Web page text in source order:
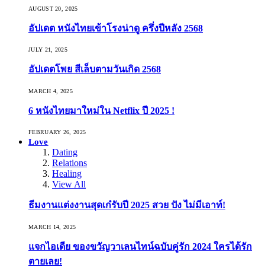
AUGUST 20, 2025
อัปเดต หนังไทยเข้าโรงน่าดู ครึ่งปีหลัง 2568
JULY 21, 2025
อัปเดตโพย สีเล็บตามวันเกิด 2568
MARCH 4, 2025
6 หนังไทยมาใหม่ใน Netflix ปี 2025 !
FEBRUARY 26, 2025
Love
Dating
Relations
Healing
View All
ธีมงานแต่งงานสุดเก๋รับปี 2025 สวย ปัง ไม่มีเอาท์!
MARCH 14, 2025
แจกไอเดีย ของขวัญวาเลนไทน์ฉบับคู่รัก 2024 ใครได้รัก
ตายเลย!